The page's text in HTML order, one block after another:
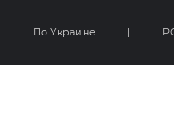
По Украине |